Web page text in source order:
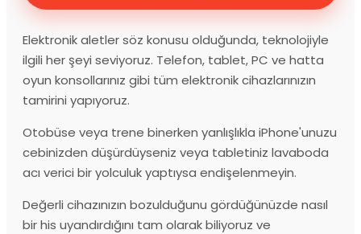
Elektronik aletler söz konusu olduğunda, teknolojiyle
ilgili her şeyi seviyoruz. Telefon, tablet, PC ve hatta
oyun konsollarınız gibi tüm elektronik cihazlarınızın
tamirini yapıyoruz.
Otobüse veya trene binerken yanlışlıkla iPhone'unuzu
cebinizden düşürdüyseniz veya tabletiniz lavaboda
acı verici bir yolculuk yaptıysa endişelenmeyin.
Değerli cihazınızın bozulduğunu gördüğünüzde nasıl
bir his uyandırdığını tam olarak biliyoruz ve